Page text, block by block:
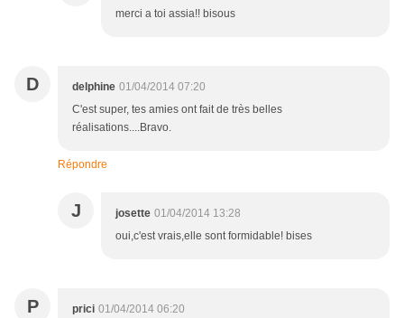
merci a toi assia!! bisous
D delphine 01/04/2014 07:20
C'est super, tes amies ont fait de très belles
réalisations....Bravo.
Répondre
J josette 01/04/2014 13:28
oui,c'est vrais,elle sont formidable! bises
P prici 01/04/2014 06:20